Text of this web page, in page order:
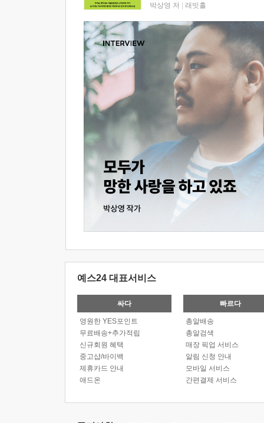
박상영 저 래빗홀
예스24 대표서비스
싸다
영원한 YES포인트
무료배송+추가적립
신규회원 혜택
중고샵/바이백
제휴카드 안내
애드온
빠르다
총알배송
총알검색
매장 픽업 서비스
알림 신청 안내
모바일 서비스
간편결제 서비스